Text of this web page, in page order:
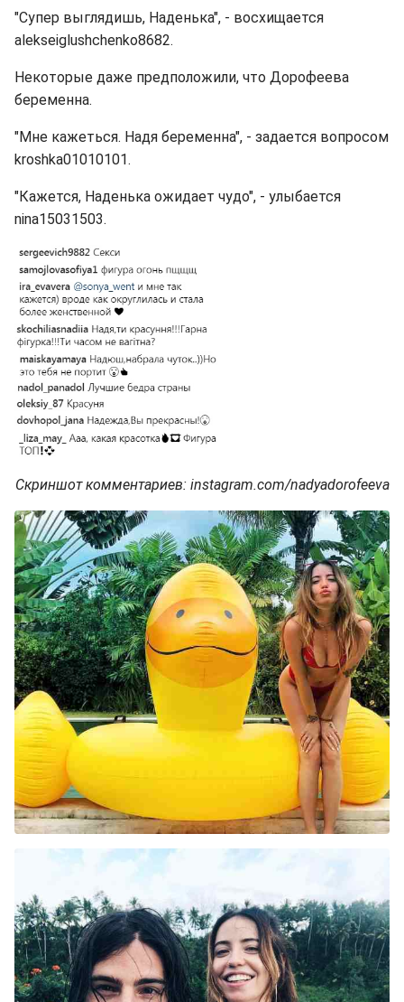
"Супер выглядишь, Наденька", - восхищается
alekseiglushchenko8682.
Некоторые даже предположили, что Дорофеева
беременна.
"Мне кажеться. Надя беременна", - задается вопросом
kroshka01010101.
"Кажется, Наденька ожидает чудо", - улыбается
nina15031503.
Скриншот комментариев: instagram.com/nadyadorofeeva